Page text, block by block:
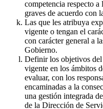
competencia respecto
graves de acuerdo con
Las que les atribuya
vigente o tengan el
con carácter general a
Gobierno.
Definir los objetivos
vigente en los ámbitos
evaluar, con los
encaminadas a la
una gestión integrada
de la Dirección de